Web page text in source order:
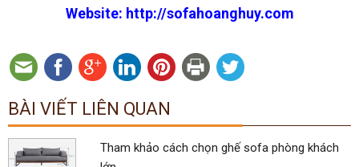
Website: http://sofahoanghuy.com
BÀI VIẾT LIÊN QUAN
Tham khảo cách chọn ghế sofa phòng khách